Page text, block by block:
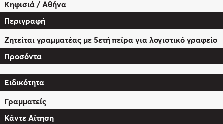
Κηφισιά / Αθήνα
Ζητείται γραμματέας με 5ετή πείρα για λογιστικό γραφείο
Γραμματείς